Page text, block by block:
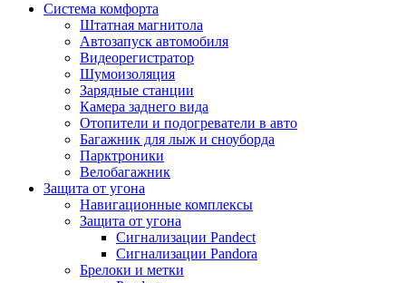
Система комфорта
Штатная магнитола
Автозапуск автомобиля
Видеорегистратор
Шумоизоляция
Зарядные станции
Камера заднего вида
Отопители и подогреватели в авто
Багажник для лыж и сноуборда
Парктроники
Велобагажник
Защита от угона
Навигационные комплексы
Защита от угона
Сигнализации Pandect
Сигнализации Pandora
Брелоки и метки